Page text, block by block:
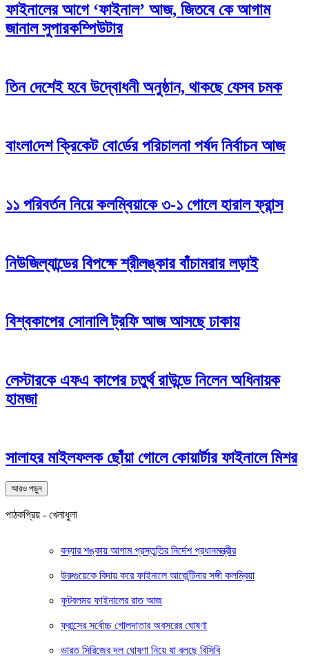
ফাইনালের আগে ‘ফাইনাল’ আজ, জিতবে কে আগাম
জানাল সুপারকম্পিউটার
তিন দেশেই হবে উদ্বোধনী অনুষ্ঠান, থাকছে যেসব চমক
বাংলা‌দেশ ক্রিকেট বো‌র্ডের প‌রিচালনা পর্ষদ নির্বাচন আজ
১১ পরিবর্তন নিয়ে কলম্বিয়াকে ৩-১ গোলে হারাল ফ্রান্স
নিউজিল্যান্ডের বিপক্ষে শ্রীলঙ্কার বাঁচামরার লড়াই
বিশ্বকাপের সোনালি ট্রফি আজ আসছে ঢাকায়
লেস্টারকে এফএ কাপের চতুর্থ রাউন্ডে নিলেন অধিনায়ক
হামজা
সালাহর মাইলফলক ছোঁয়া গোলে কোয়ার্টার ফাইনালে মিশর
আরও পড়ুন
পাঠকপ্রিয় - খেলাধুলা
বন্যার শঙ্কায় আগাম প্রস্তুতির নির্দেশ প্রধানমন্ত্রীর
উরুগুয়েকে বিদায় করে ফাইনালে আর্জেন্টিনার সঙ্গী কলম্বিয়া
ফুটবলময় ফাইনালের রাত আজ
ফ্রান্সের সর্বোচ্চ গোলদাতার অবসরের ঘোষণা
ভারত সিরিজের দল ঘোষণা নিয়ে যা বলছে বিসিবি